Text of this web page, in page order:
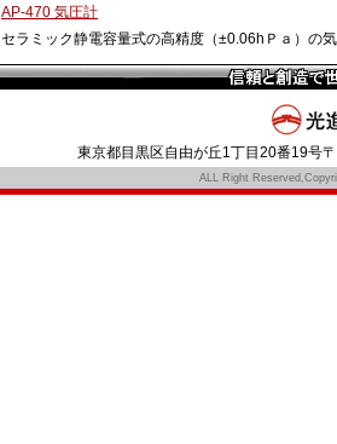
AP-470 気圧計
セラミック静電容量式の高精度（±0.06hＰａ）の
東京都目黒区自由が丘1丁目20番19号
ALL Right